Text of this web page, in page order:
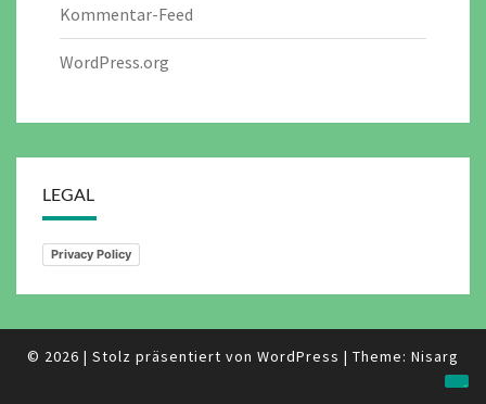
Kommentar-Feed
WordPress.org
LEGAL
Privacy Policy
© 2026 | Stolz präsentiert von WordPress | Theme: Nisarg